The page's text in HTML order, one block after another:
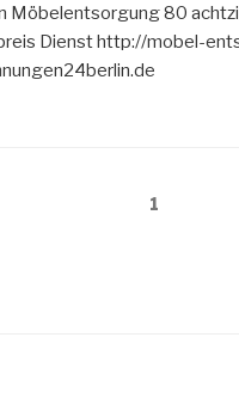
Möbelentsorgung 80
Dienst http://mobel-
1